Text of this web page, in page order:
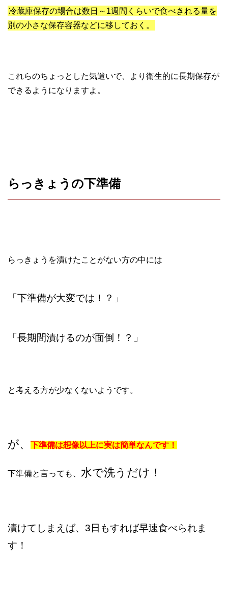
冷蔵庫保存の場合は数日～1週間くらいで食べきれる量を
別の小さな保存容器などに移しておく。
これらのちょっとした気遣いで、より衛生的に長期保存が
できるようになりますよ。
らっきょうの下準備
らっきょうを漬けたことがない方の中には
「下準備が大変では！？」
「長期間漬けるのが面倒！？」
と考える方が少なくないようです。
が、 下準備は想像以上に実は簡単なんです！
下準備と言っても、 水で洗うだけ！
漬けてしまえば、3日もすれば早速食べられま
す！